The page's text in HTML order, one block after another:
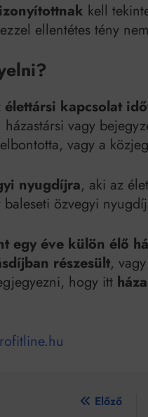
kell
ellentétes tény
élettársi kapcsolat
vagy
vagy a
nyugdíjra, aki az
özvegyi
egy éve külön élő
részesült,
hogy itt
Előző